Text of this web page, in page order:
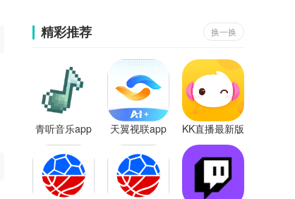
精彩推荐 换一换
青听音乐app 天翼视联app KK直播最新版